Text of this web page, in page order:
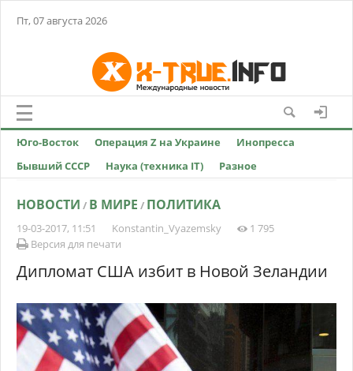
Пт, 07 августа 2026
Юго-Восток Операция Z на Украине
Инопресса
Бывший СССР
Наука (техника IT) Разное
НОВОСТИ / В МИРЕ / ПОЛИТИКА
19-03-2017, 11:51 Konstantin_Vyazemsky
1 795
Версия для печати
Дипломат США избит в Новой Зеландии